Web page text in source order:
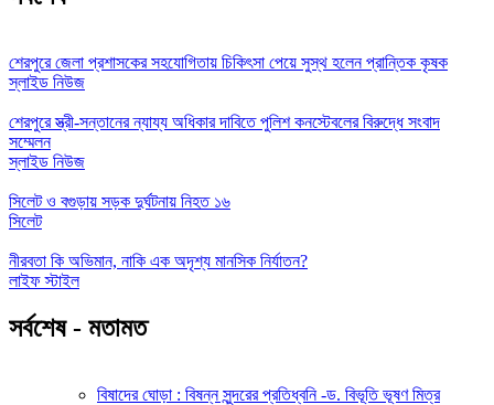
শেরপুরে জেলা প্রশাসকের সহযোগিতায় চিকিৎসা পেয়ে সুস্থ হলেন প্রান্তিক কৃষক
স্লাইড নিউজ
শেরপুরে স্ত্রী-সন্তানের ন্যায্য অধিকার দাবিতে পুলিশ কনস্টেবলের বিরুদ্ধে সংবাদ
সম্মেলন
স্লাইড নিউজ
সিলেট ও বগুড়ায় সড়ক দুর্ঘটনায় নিহত ১৬
সিলেট
নীরবতা কি অভিমান, নাকি এক অদৃশ্য মানসিক নির্যাতন?
লাইফ স্টাইল
সর্বশেষ - মতামত
বিষাদের ঘোড়া : বিষন্ন সুন্দরের প্রতিধ্বনি -ড. বিভূতি ভূষণ মিত্র